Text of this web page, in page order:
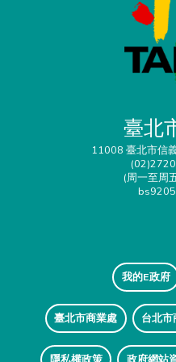
臺北
11008 臺北市信
(周一至周
我的E政府
臺北市商業處 台北市